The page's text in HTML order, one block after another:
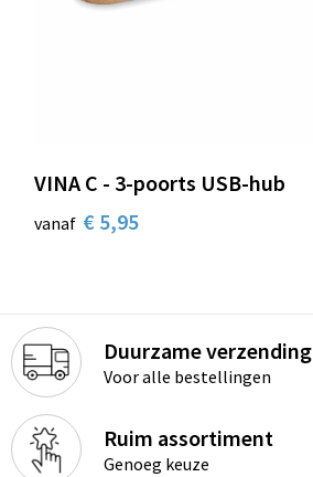
VINA C - 3-poorts USB-hub
vanaf € 5,95
Duurzame verzending
Voor alle bestellingen
Ruim assortiment
Genoeg keuze